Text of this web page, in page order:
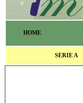
HOME
SERIE A